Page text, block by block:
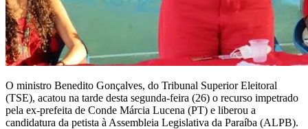
O ministro Benedito Gonçalves, do Tribunal Superior Eleitoral
(TSE), acatou na tarde desta segunda-feira (26) o recurso impetrado
pela ex-prefeita de Conde Márcia Lucena (PT) e liberou a
candidatura da petista à Assembleia Legislativa da Paraíba (ALPB).